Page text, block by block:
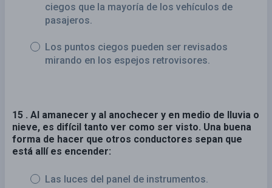
ciegos que la mayoría de los vehículos de
pasajeros.
Los puntos ciegos pueden ser revisados
mirando en los espejos retrovisores.
15 . Al amanecer y al anochecer y en medio de lluvia o
nieve, es difícil tanto ver como ser visto. Una buena
forma de hacer que otros conductores sepan que
está allí es encender:
Las luces del panel de instrumentos.